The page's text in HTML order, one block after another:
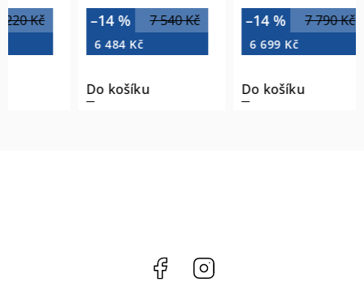
7 540 Kč
–14 %
6 484 Kč
Do košíku
7 790 Kč
–14 %
6 699 Kč
Do košíku
Facebook